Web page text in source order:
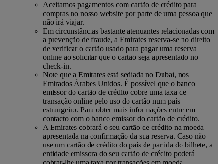
Aceitamos pagamentos com cartão de crédito para
compras no nosso website por parte de uma pessoa que
não irá viajar.
Em circunstâncias bastante atenuantes relacionadas com
a prevenção de fraude, a Emirates reserva-se no direito
de verificar o cartão usado para pagar uma reserva
online ao solicitar que o cartão seja apresentado no
check-in.
Note que a Emirates está sediada no Dubai, nos
Emirados Árabes Unidos. É possível que o banco
emissor do cartão de crédito cobre uma taxa de
transação online pelo uso do cartão num país
estrangeiro. Para obter mais informações entre em
contacto com o banco emissor do cartão de crédito.
A Emirates cobrará o seu cartão de crédito na moeda
apresentada na confirmação da sua reserva. Caso não
use um cartão de crédito do país de partida do bilhete, a
entidade emissora do seu cartão de crédito poderá
cobrar-lhe uma taxa por transações em moeda